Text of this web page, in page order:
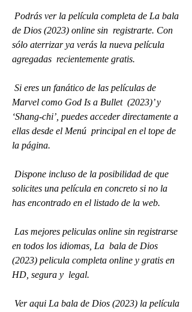
de Dios (2023) online sin  registrarte. Con
sólo aterrizar ya verás la nueva película
agregadas  recientemente gratis.
Marvel como God Is a Bullet  (2023)’ y
‘Shang-chi’, puedes acceder directamente a
ellas desde el Menú  principal en el tope de
la página.
solicites una película en concreto si no la
has encontrado en el listado de la web.
en todos los idiomas, La  bala de Dios
(2023) pelicula completa online y gratis en
HD, segura y  legal.